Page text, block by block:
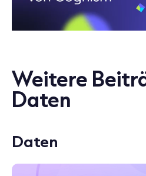
Weitere
Daten
Daten